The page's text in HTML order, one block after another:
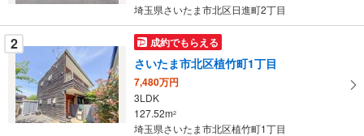
条
件
を
マ
イ
ペ
ー
埼玉県さいたま市北区日進町2丁目
2 成約でもらえる
さいたま市北区植竹町1丁目
7,480万円
3LDK
127.52m2
埼玉県さいたま市北区植竹町1丁目